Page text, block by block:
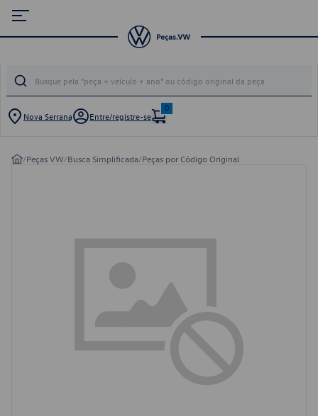
Nova Serrana Entre/registre-se
0
/Peças VW/Busca Simplificada/Peças por Código Original